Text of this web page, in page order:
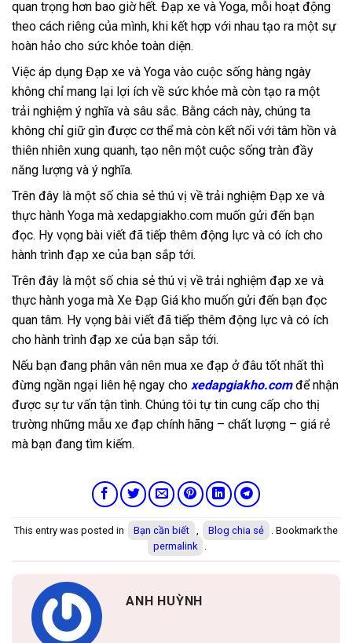
quan trọng hơn bao giờ hết. Đạp xe và Yoga, mỗi hoạt động
theo cách riêng của mình, khi kết hợp với nhau tạo ra một sự
hoàn hảo cho sức khỏe toàn diện.
Việc áp dụng Đạp xe và Yoga vào cuộc sống hàng ngày
không chỉ mang lại lợi ích về sức khỏe mà còn tạo ra một
trải nghiệm ý nghĩa và sâu sắc. Bằng cách này, chúng ta
không chỉ giữ gìn được cơ thể mà còn kết nối với tâm hồn và
thiên nhiên xung quanh, tạo nên một cuộc sống tràn đầy
năng lượng và ý nghĩa.
Trên đây là một số chia sẻ thú vị về trải nghiệm Đạp xe và
thực hành Yoga mà xedapgiakho.com muốn gửi đến bạn
đọc. Hy vọng bài viết đã tiếp thêm động lực và có ích cho
hành trình đạp xe của bạn sắp tới.
Trên đây là một số chia sẻ thú vị về trải nghiệm đạp xe và
thực hành yoga mà Xe Đạp Giá kho muốn gửi đến bạn đọc
quan tâm. Hy vọng bài viết đã tiếp thêm động lực và có ích
cho hành trình đạp xe của bạn sắp tới.
Nếu bạn đang phân vân nên mua xe đạp ở đâu tốt nhất thì
đừng ngần ngại liên hệ ngay cho xedapgiakho.comđể nhận
được sự tư vấn tận tình. Chúng tôi tự tin cung cấp cho thị
trường những mẫu xe đạp chính hãng – chất lượng – giá rẻ
mà bạn đang tìm kiếm.
This entry was posted in Bạn cần biết , Blog chia sẻ
. Bookmark the
permalink
.
ANH HUỲNH